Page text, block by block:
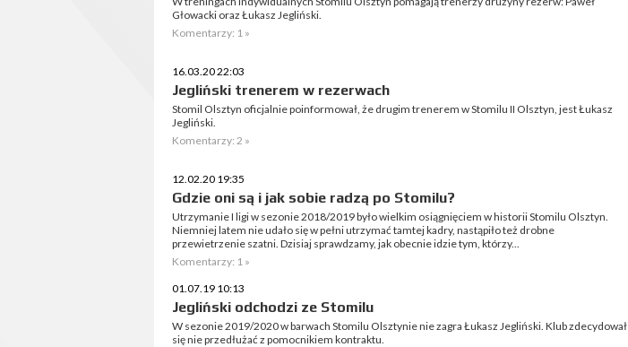
Głowacki oraz Łukasz Jegliński.
Komentarzy: 1 »
16.03.20 22:03
Jegliński trenerem w rezerwach
Stomil Olsztyn oficjalnie poinformował, że drugim trenerem w Stomilu II Olsztyn, jest Łukasz
Jegliński.
Komentarzy: 2 »
12.02.20 19:35
Gdzie oni są i jak sobie radzą po Stomilu?
Utrzymanie I ligi w sezonie 2018/2019 było wielkim osiągnięciem w historii Stomilu Olsztyn.
Niemniej latem nie udało się w pełni utrzymać tamtej kadry, nastąpiło też drobne
przewietrzenie szatni. Dzisiaj sprawdzamy, jak obecnie idzie tym, którzy...
Komentarzy: 1 »
01.07.19 10:13
Jegliński odchodzi ze Stomilu
W sezonie 2019/2020 w barwach Stomilu Olsztynie nie zagra Łukasz Jegliński. Klub zdecydował
się nie przedłużać z pomocnikiem kontraktu.